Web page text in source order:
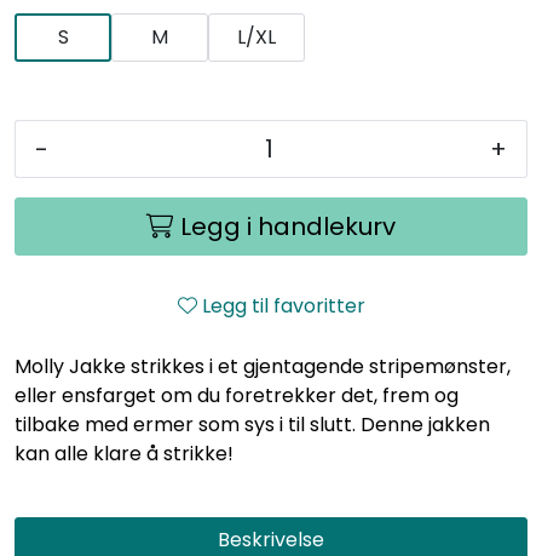
S
M L/XL
- +
Legg i handlekurv
Legg til favoritter
Molly Jakke strikkes i et gjentagende stripemønster,
eller ensfarget om du foretrekker det, frem og
tilbake med ermer som sys i til slutt. Denne jakken
kan alle klare å strikke!
Beskrivelse